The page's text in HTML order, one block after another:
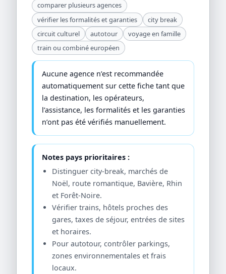
comparer plusieurs agences
vérifier les formalités et garanties
city break
circuit culturel
autotour
voyage en famille
train ou combiné européen
Aucune agence n’est recommandée
automatiquement sur cette fiche tant que
la destination, les opérateurs,
l’assistance, les formalités et les garanties
n’ont pas été vérifiés manuellement.
Notes pays prioritaires :
Distinguer city-break, marchés de
Noël, route romantique, Bavière, Rhin
et Forêt-Noire.
Vérifier trains, hôtels proches des
gares, taxes de séjour, entrées de sites
et horaires.
Pour autotour, contrôler parkings,
zones environnementales et frais
locaux.